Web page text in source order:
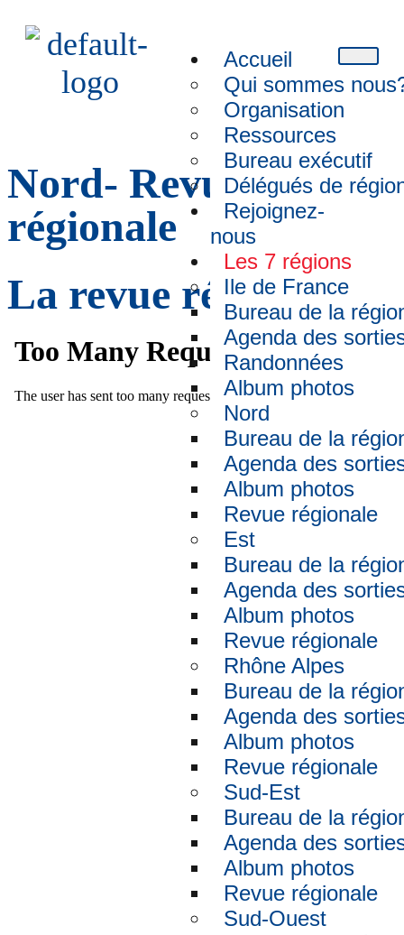
Accueil
Qui sommes
Organisation
Ressources
Bureau exécutif
Délégués de
Rejoignez-
nous
Les 7 régions
Ile de France
Bureau de la
Agenda des
Randonnées
Album photos
Nord
Bureau de la
Agenda des
Album photos
Revue régionale
Est
Bureau de la
Agenda des
Album photos
Revue régionale
Rhône Alpes
Bureau de la
Agenda des
Album photos
Revue régionale
Sud-Est
Bureau de la
Agenda des
Album photos
Revue régionale
Sud-Ouest
Nord- Revue
régionale
La revue régionale